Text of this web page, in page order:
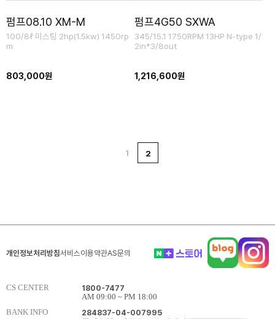
펌프08.10 XM-M
100/8ℓ 미스팅 2hp(1.5kw) 1450rp
m
803,000원
펌프4G50 SXWA
345/15.1 1750RPM 13HP N-type 1/
2in*3/8out
1,216,600원
1 2
개인정보처리방침서비스이용약관AS문의
CS CENTER 1800-7477
AM 09:00 ~ PM 18:00
BANK INFO
284837-04-007995